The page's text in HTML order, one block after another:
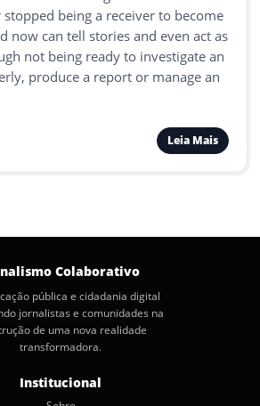
being a receiver to become
now can tell stories and even act as
not being ready to investigate an
produce a report or manage an
Leia Mais
Colaborativo
pública e cidadania digital
jornalistas e comunidades na
de uma nova realidade
transformadora.
Institucional